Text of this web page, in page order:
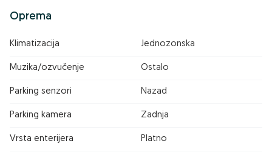
Oprema
Klimatizacija Jednozonska
Muzika/ozvučenje Ostalo
Parking senzori Nazad
Parking kamera Zadnja
Vrsta enterijera Platno